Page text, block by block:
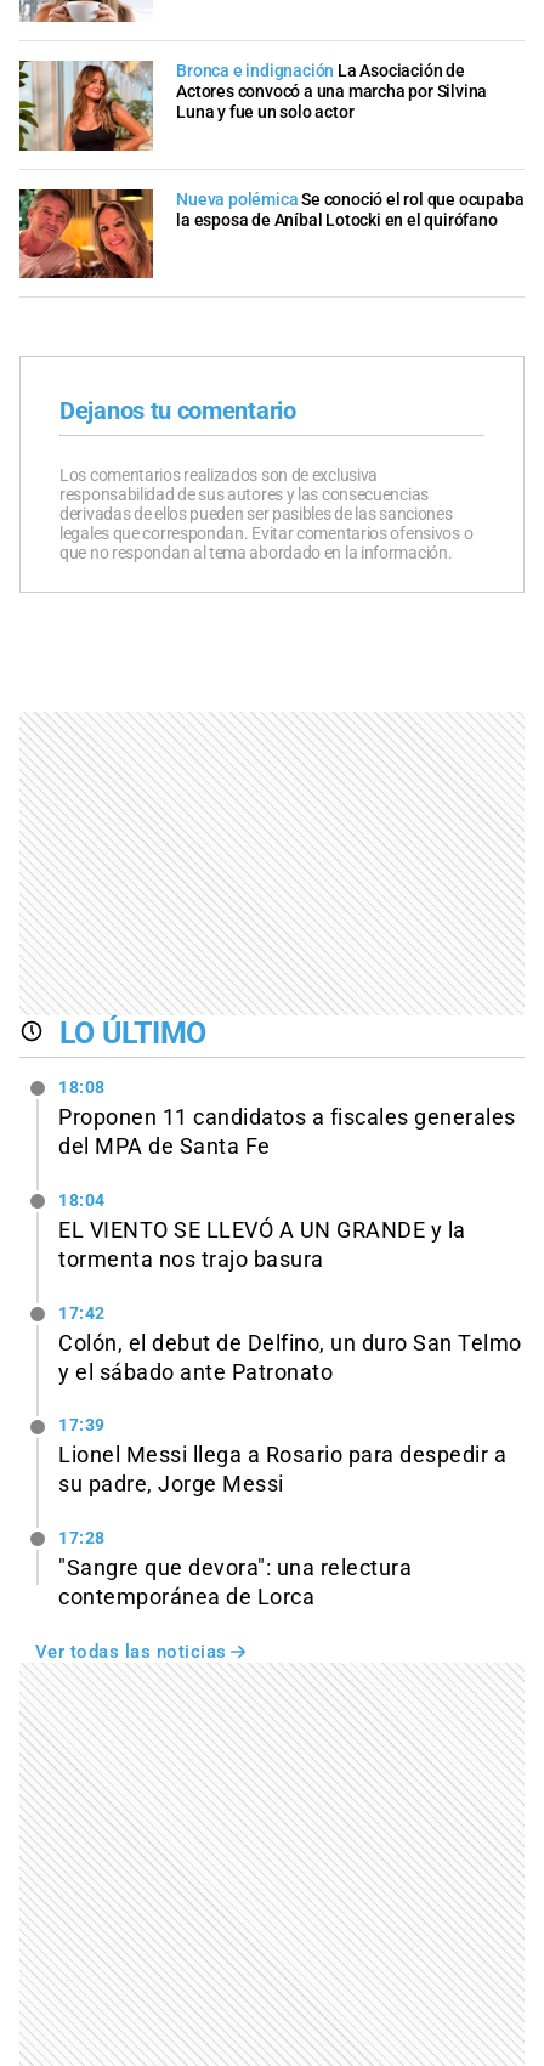
Bronca e indignación La Asociación de
Actores convocó a una marcha por Silvina
Luna y fue un solo actor
Nueva polémicaSe conoció el rol que ocupaba
la esposa de Aníbal Lotocki en el quirófano
Dejanos tu comentario
Los comentarios realizados son de exclusiva
responsabilidad de sus autores y las consecuencias
derivadas de ellos pueden ser pasibles de las sanciones
legales que correspondan. Evitar comentarios ofensivos o
que no respondan al tema abordado en la información.
LO ÚLTIMO
18:08
Proponen 11 candidatos a fiscales generales
del MPA de Santa Fe
18:04
EL VIENTO SE LLEVÓ A UN GRANDE y la
tormenta nos trajo basura
17:42
Colón, el debut de Delfino, un duro San Telmo
y el sábado ante Patronato
17:39
Lionel Messi llega a Rosario para despedir a
su padre, Jorge Messi
17:28
"Sangre que devora": una relectura
contemporánea de Lorca
Ver todas las noticias